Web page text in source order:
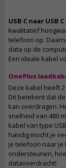
USB C naar USB
kwalitatief
telefoon op.
data op de
Een ideale kabel
OnePlus
Deze kabel heeft 2
Dit betekent dat
kan overdragen.
snelheid van 480
kabel van type
handig mocht je
je telefoon naar je
ondersteunen,
dataoverdracht!